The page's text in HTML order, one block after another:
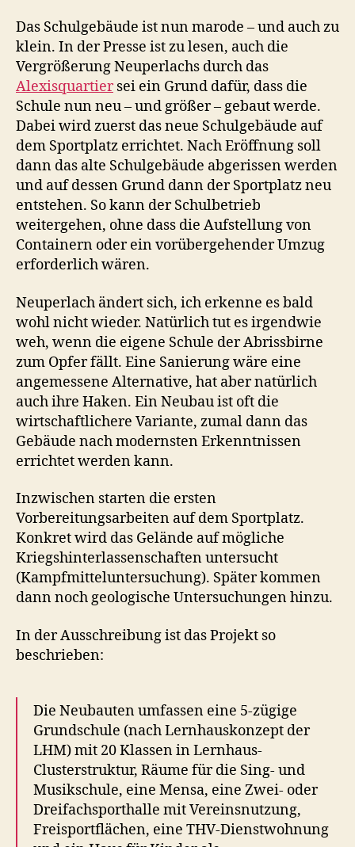
Das Schulgebäude ist nun marode – und auch zu
klein. In der Presse ist zu lesen, auch die
Vergrößerung Neuperlachs durch das
Alexisquartiersei ein Grund dafür, dass die
Schule nun neu – und größer – gebaut werde.
Dabei wird zuerst das neue Schulgebäude auf
dem Sportplatz errichtet. Nach Eröffnung soll
dann das alte Schulgebäude abgerissen werden
und auf dessen Grund dann der Sportplatz neu
entstehen. So kann der Schulbetrieb
weitergehen, ohne dass die Aufstellung von
Containern oder ein vorübergehender Umzug
erforderlich wären.
Neuperlach ändert sich, ich erkenne es bald
wohl nicht wieder. Natürlich tut es irgendwie
weh, wenn die eigene Schule der Abrissbirne
zum Opfer fällt. Eine Sanierung wäre eine
angemessene Alternative, hat aber natürlich
auch ihre Haken. Ein Neubau ist oft die
wirtschaftlichere Variante, zumal dann das
Gebäude nach modernsten Erkenntnissen
errichtet werden kann.
Inzwischen starten die ersten
Vorbereitungsarbeiten auf dem Sportplatz.
Konkret wird das Gelände auf mögliche
Kriegshinterlassenschaften untersucht
(Kampfmitteluntersuchung). Später kommen
dann noch geologische Untersuchungen hinzu.
In der Ausschreibung ist das Projekt so
beschrieben:
Die Neubauten umfassen eine 5-zügige
Grundschule (nach Lernhauskonzept der
LHM) mit 20 Klassen in Lernhaus-
Clusterstruktur, Räume für die Sing- und
Musikschule, eine Mensa, eine Zwei- oder
Dreifachsporthalle mit Vereinsnutzung,
Freisportflächen, eine THV-Dienstwohnung